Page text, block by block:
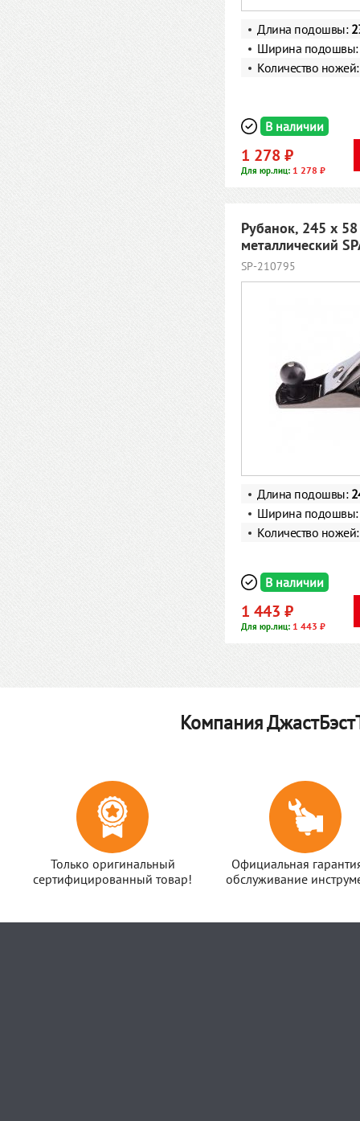
Длина подошвы:
Ширина подошвы:
Количество
В наличии
1 278 ₽
Для юр.лиц: 1 278 ₽
Рубанок, 245 х
металлический
SP-210795
Длина подошвы:
Ширина подошвы:
Количество
В наличии
1 443 ₽
Для юр.лиц: 1 443 ₽
Компания
Только оригинальный
сертифицированный товар!
Официальная
обслуживание